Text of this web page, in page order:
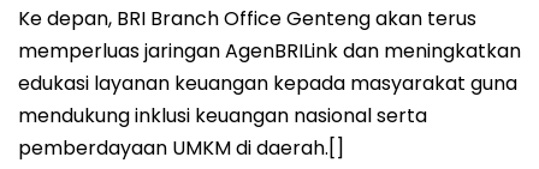
Ke depan, BRI Branch Office Genteng akan terus
memperluas jaringan AgenBRILink dan meningkatkan
edukasi layanan keuangan kepada masyarakat guna
mendukung inklusi keuangan nasional serta
pemberdayaan UMKM di daerah.[]